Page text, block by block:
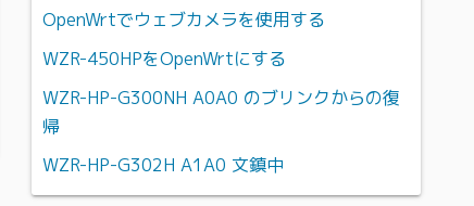
OpenWrtでウェブカメラを使用する
WZR-450HPをOpenWrtにする
WZR-HP-G300NH A0A0 のブリンクからの復
帰
WZR-HP-G302H A1A0 文鎮中